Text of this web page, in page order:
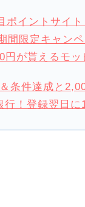
ポイントサイト
間限定キャン
円が貰えるモッ
条件達成と
！登録翌日に